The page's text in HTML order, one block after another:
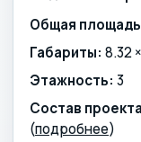
Общая
Габариты: 8.32
Этажность: 3
Состав
(подробнее)